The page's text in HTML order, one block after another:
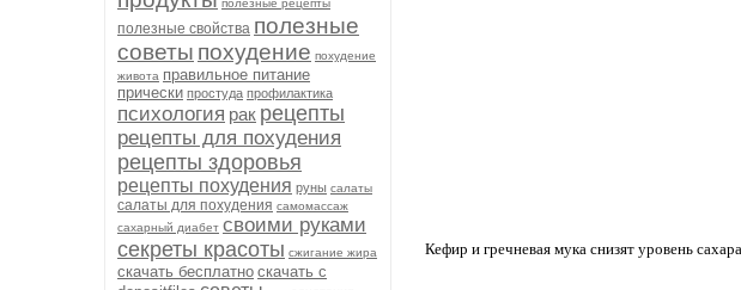
полезные рецепты
полезные свойства полезные
советы похудение похудение
живота правильное питание
прически простуда профилактика
психология рак рецепты
рецепты для похудения
рецепты здоровья
рецепты похудения руны салаты
салаты для похудения самомассаж
сахарный диабет своими руками
секреты красоты сжигание жира
скачать бесплатно скачать с
Кефир и гречневая мука снизят уровень